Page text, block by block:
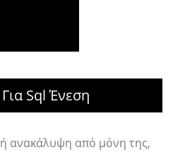
Sql Ένεση
ανακάλυψη από μόνη της,